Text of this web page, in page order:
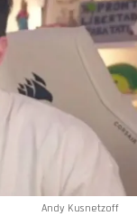
Andy Kusnetzoff